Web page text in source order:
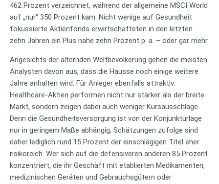
462 Prozent verzeichnet, während der allgemeine MSCI World
auf „nur“ 350 Prozent kam. Nicht wenige auf Gesundheit
fokussierte Aktienfonds erwirtschafteten in den letzten
zehn Jahren ein Plus nahe zehn Prozent p. a. – oder gar mehr.
Angesichts der alternden Weltbevölkerung gehen die meisten
Analysten davon aus, dass die Hausse noch einige weitere
Jahre anhalten wird. Für Anleger ebenfalls attraktiv:
Healthcare-Aktien performen nicht nur stärker als der breite
Markt, sondern zeigen dabei auch weniger Kursausschläge.
Denn die Gesundheitsversorgung ist von der Konjunkturlage
nur in geringem Maße abhängig, Schätzungen zufolge sind
daher lediglich rund 15 Prozent der einschlägigen Titel eher
risikoreich. Wer sich auf die defensiveren anderen 85 Prozent
konzentriert, die ihr Geschäft mit etablierten Medikamenten,
medizinischen Geräten und Gebrauchsgütern oder